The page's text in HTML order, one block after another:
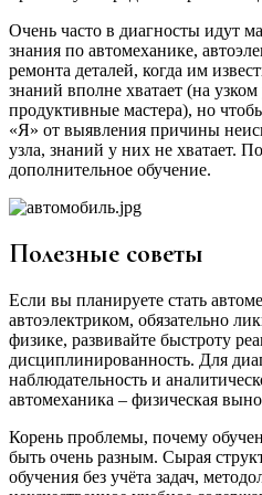
Очень часто в диагносты идут
знания по автомеханике,
ремонта деталей, когда им
знаний вполне хватает (на
продуктивные мастера), но
«Я» от выявления причины
узла, знаний у них не хватает.
дополнительное обучение.
Полезные советы
Если вы планируете стать
автоэлектриком, обязательно
физике, развивайте быстроту
дисциплинированность. Для
наблюдательность и
автомеханика – физическая
Корень проблемы, почему
быть очень разным. Сырая
обучения без учёта задач,